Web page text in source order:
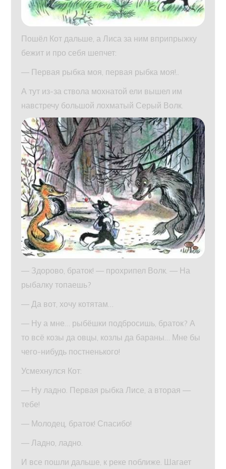
Пошёл Кот дальше, а Лиса за ним вприпрыжку
бежит и про себя шепчет:
— Первая рыбка моя, первая рыбка моя!..
А тут из-за ствола мохнатой ели вышел им
навстречу большой лохматый Серый Волк.
— Здорово, браток! — прохрипел Волк. — На
рыбалку топаешь?
— Да вот, хочу котятам…
— Ну а мне… рыбёшки подбросишь, браток? А
то всё козы да овцы, козлы да бараны… Мне бы
чего-нибудь постненького!
Усмехнулся Кот:
— Ну ладно. Первая рыбка Лисе, а вторая —
тебе!
— Молодец, браток! Спасибо!
— Ладно, ладно.
И все пошли дальше, к реке поближе. Шагает